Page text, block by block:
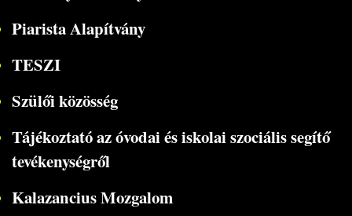
Piarista Alapítvány
TESZI
Szülői közösség
Tájékoztató az óvodai és iskolai szociális segítő
tevékenységről
Kalazancius Mozgalom